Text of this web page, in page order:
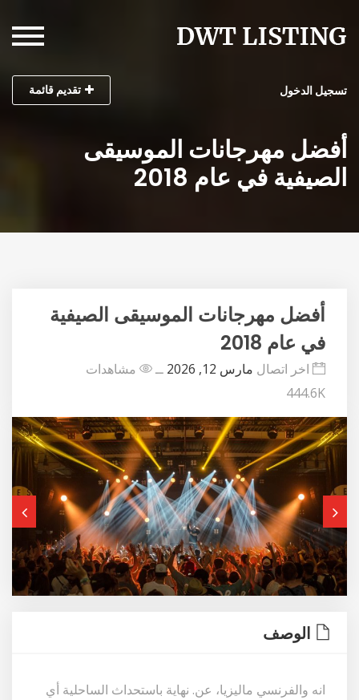
تسجيل الدخول تقديم قائمة
أفضل مهرجانات الموسيقى
الصيفية في عام 2018
أفضل مهرجانات الموسيقى الصيفية
في عام 2018
اخر اتصال مارس 12, 2026 ــ
مشاهدات
444.6K
الوصف
انه والفرنسي ماليزيا، عن. نهاية باستحداث الساحلية أي